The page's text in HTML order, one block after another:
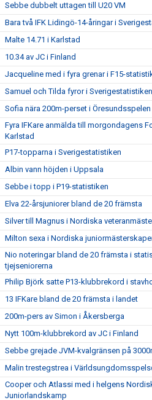
Sebbe dubbelt uttagen till U20 VM
Bara två IFK Lidingö-14-åringar i
Malte 14.71 i Karlstad
10.34 av JC i Finland
Jacqueline med i fyra grenar i F15-
Samuel och Tilda fyror i Sverigestatistiken
Sofia nära 200m-perset i Öresundsspelen
Fyra IFKare anmälda till morgondagens
Karlstad
P17-topparna i Sverigestatistiken
Albin vann höjden i Uppsala
Sebbe i topp i P19-statistiken
Elva 22-årsjuniorer bland de 20 främsta
Silver till Magnus i Nordiska
Milton sexa i Nordiska
Nio noteringar bland de 20 främsta i
tjejseniorerna
Philip Björk satte P13-klubbrekord i
13 IFKare bland de 20 främsta i landet
200m-pers av Simon i Åkersberga
Nytt 100m-klubbrekord av JC i Finland
Sebbe grejade JVM-kvalgränsen på
Malin trestegstrea i
Cooper och Atlassi med i helgens
Juniorlandskamp